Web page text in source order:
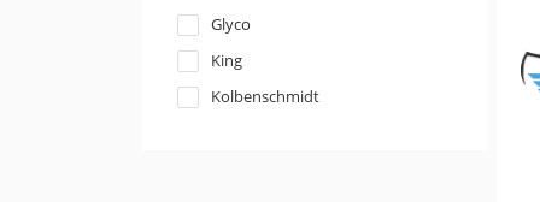
Glyco
King
Kolbenschmidt